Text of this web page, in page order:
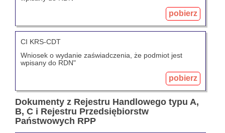
pobierz
CI KRS-CDT
Wniosek o wydanie zaświadczenia, że podmiot jest
wpisany do RDN"
pobierz
Dokumenty z Rejestru Handlowego typu A,
B, C i Rejestru Przedsiębiorstw
Państwowych RPP